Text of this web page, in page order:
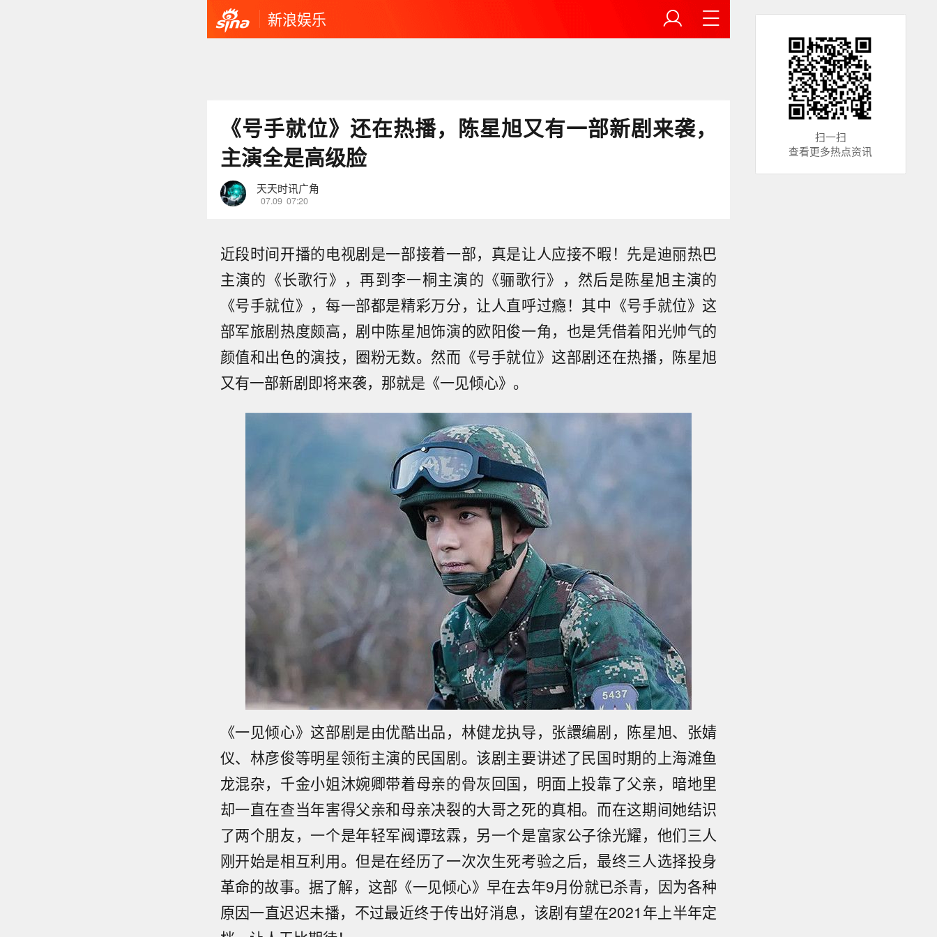
新浪娱乐
《号手就位》还在热播，陈星旭又有一部新剧来袭，
主演全是高级脸
天天时讯广角
07.09 07:20
近段时间开播的电视剧是一部接着一部，真是让人应接不暇！先是迪丽热巴
主演的《长歌行》，再到李一桐主演的《骊歌行》，然后是陈星旭主演的
《号手就位》，每一部都是精彩万分，让人直呼过瘾！其中《号手就位》这
部军旅剧热度颇高，剧中陈星旭饰演的欧阳俊一角，也是凭借着阳光帅气的
颜值和出色的演技，圈粉无数。然而《号手就位》这部剧还在热播，陈星旭
又有一部新剧即将来袭，那就是《一见倾心》。
《一见倾心》这部剧是由优酷出品，林健龙执导，张譞编剧，陈星旭、张婧
仪、林彦俊等明星领衔主演的民国剧。该剧主要讲述了民国时期的上海滩鱼
龙混杂，千金小姐沐婉卿带着母亲的骨灰回国，明面上投靠了父亲，暗地里
却一直在查当年害得父亲和母亲决裂的大哥之死的真相。而在这期间她结识
了两个朋友，一个是年轻军阀谭玹霖，另一个是富家公子徐光耀，他们三人
刚开始是相互利用。但是在经历了一次次生死考验之后，最终三人选择投身
革命的故事。据了解，这部《一见倾心》早在去年9月份就已杀青，因为各种
原因一直迟迟未播，不过最近终于传出好消息，该剧有望在2021年上半年定
扫一扫
查看更多热点资讯